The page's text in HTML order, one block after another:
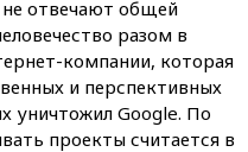
не отвечают общей
разом в
компании, которая
и перспективных
уничтожил Google. По
проекты считается в